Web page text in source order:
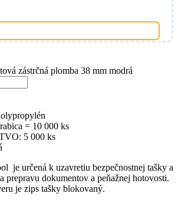
zástrčná plomba 38 mm modrá
= 10 000 ks
5 000 ks
je určená k uzavretiu bezpečnostnej tašky a
prepravu dokumentov a peňažnej hotovosti.
je zips tašky blokovaný.